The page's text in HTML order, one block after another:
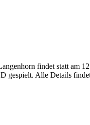
findet statt am
gespielt. Alle Details